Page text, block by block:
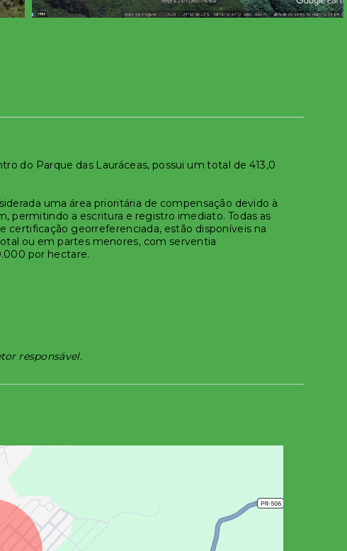
do Parque das Lauráceas, possui um total de 413,0
uma área prioritária de compensação devido à
permitindo a escritura e registro imediato. Todas as
certificação georreferenciada, estão disponíveis na
ou em partes menores, com serventia
por hectare.
responsável.